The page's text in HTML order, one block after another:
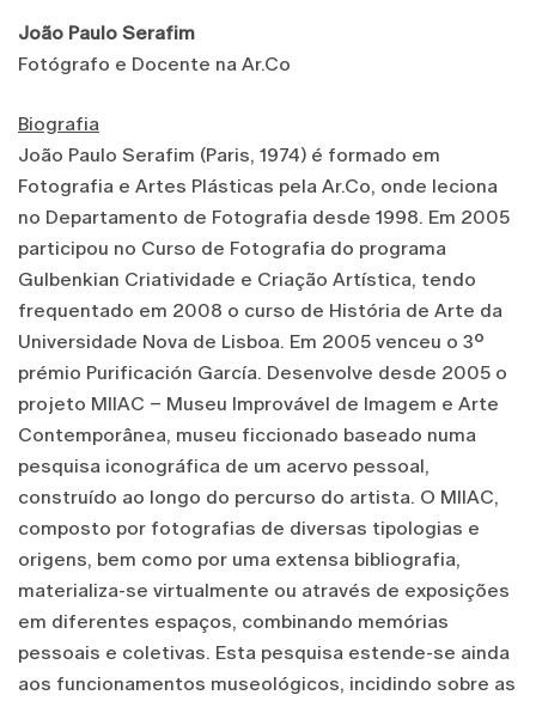
João Paulo Serafim
Fotógrafo e Docente na Ar.Co
Biografia
João Paulo Serafim (Paris, 1974) é formado em
Fotografia e Artes Plásticas pela Ar.Co, onde leciona
no Departamento de Fotografia desde 1998. Em 2005
participou no Curso de Fotografia do programa
Gulbenkian Criatividade e Criação Artística, tendo
frequentado em 2008 o curso de História de Arte da
Universidade Nova de Lisboa. Em 2005 venceu o 3º
prémio Purificación García. Desenvolve desde 2005 o
projeto MIIAC – Museu Improvável de Imagem e Arte
Contemporânea, museu ficcionado baseado numa
pesquisa iconográfica de um acervo pessoal,
construído ao longo do percurso do artista. O MIIAC,
composto por fotografias de diversas tipologias e
origens, bem como por uma extensa bibliografia,
materializa-se virtualmente ou através de exposições
em diferentes espaços, combinando memórias
pessoais e coletivas. Esta pesquisa estende-se ainda
aos funcionamentos museológicos, incidindo sobre as